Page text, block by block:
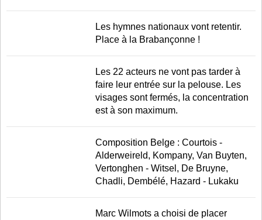
Les hymnes nationaux vont retentir.
Place à la Brabançonne !
Les 22 acteurs ne vont pas tarder à
faire leur entrée sur la pelouse. Les
visages sont fermés, la concentration
est à son maximum.
Composition Belge : Courtois -
Alderweireld, Kompany, Van Buyten,
Vertonghen - Witsel, De Bruyne,
Chadli, Dembélé, Hazard - Lukaku
Marc Wilmots a choisi de placer